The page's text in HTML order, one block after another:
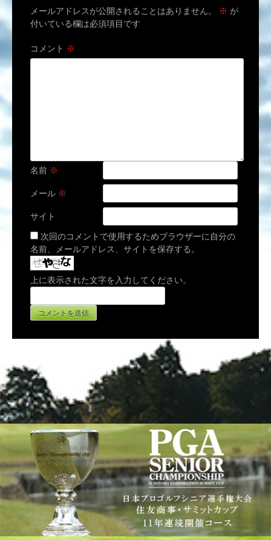
メールアドレスが公開されることはありません。
※ が
付いている欄は必須項目です
コメント ※
名前 ※
メール ※
サイト
次回のコメントで使用するためブラウザーに自分の
名前、メールアドレス、サイトを保存する。
上に表示された文字を入力してください。